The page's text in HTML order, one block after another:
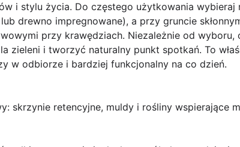
i stylu życia. Do częstego użytkowania wybieraj
drewno impregnowane), a przy gruncie
przy krawędziach. Niezależnie od wyboru,
zieleni i tworzyć naturalny punkt spotkań. To
w odbiorze i bardziej funkcjonalny na co dzień.
skrzynie retencyjne, muldy i rośliny wspierające